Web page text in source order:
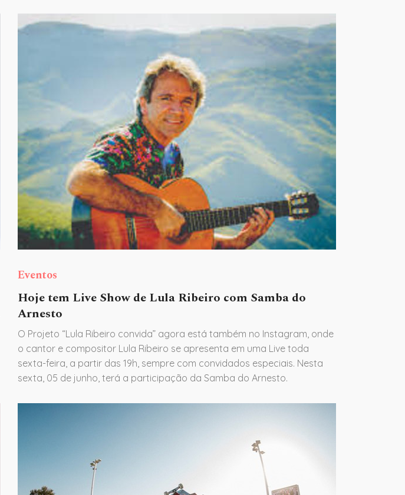
Eventos
Hoje tem Live Show de Lula Ribeiro com Samba do
Arnesto
O Projeto “Lula Ribeiro convida” agora está também no Instagram, onde
o cantor e compositor Lula Ribeiro se apresenta em uma Live toda
sexta-feira, a partir das 19h, sempre com convidados especiais. Nesta
sexta, 05 de junho, terá a participação da Samba do Arnesto.